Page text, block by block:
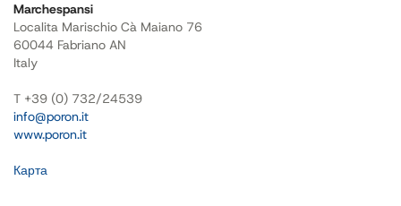
Marchespansi
Localita Marischio Cà Maiano 76
60044 Fabriano AN
Italy
T +39 (0) 732/24539
info@poron.it
www.poron.it
Карта